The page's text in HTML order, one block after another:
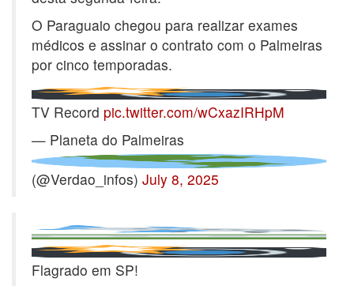
O Paraguaio chegou para realizar exames
médicos e assinar o contrato com o Palmeiras
por cinco temporadas.
TV Record pic.twitter.com/wCxazIRHpM
— Planeta do Palmeiras
(@Verdao_infos) July 8, 2025
Flagrado em SP!